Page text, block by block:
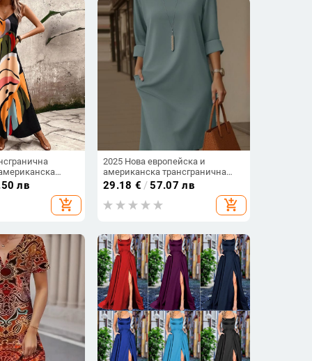
роба,
крем, рокля с
лв
add_shopping_cart
2025 Нова европейска и
американска трансгранична
елегантна рокля с кръгло
деколте, универсална,
едноцветна, със страничен
29.18 € /57.07 лв
add_shopping_cart